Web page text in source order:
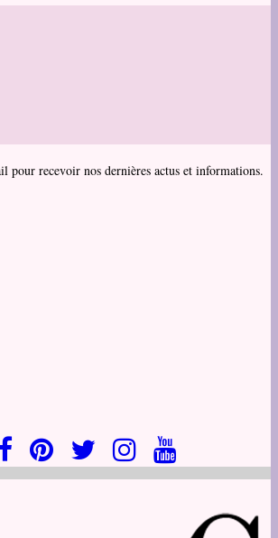
pour recevoir nos dernières actus et informations.